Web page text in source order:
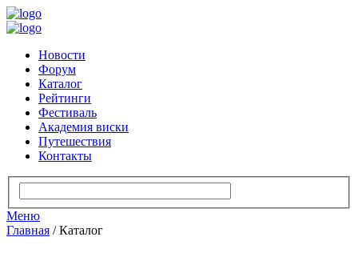
Новости
Форум
Каталог
Рейтинги
Фестиваль
Академия виски
Путешествия
Контакты
Меню
Главная /Каталог